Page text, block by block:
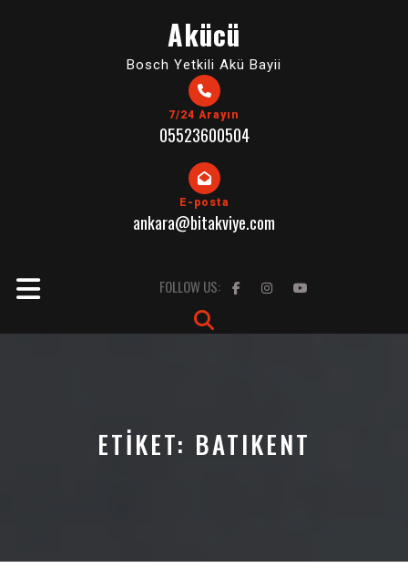
Akücü
Bosch Yetkili Akü Bayii
7/24 Arayın
05523600504
E-posta
ankara@bitakviye.com
Open
Button
FOLLOW US:
ETIKET: BATIKENT